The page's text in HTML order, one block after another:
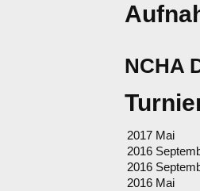
NCHA
2017 Mai
2016
2016
2016 Mai